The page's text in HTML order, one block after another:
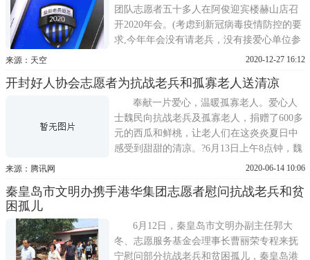
会陕西永铭服务队、陕西
团队志愿者五十多人在阿俊迎宾楼赫山店召
开2020年会。(考虑到新冠病毒疫情防控的要
求,今年年会没有请老兵，没有接爱心单位参
加。)一、主持人致开场辞(盼盼)，二、2020
追思，四、宣布2020优秀志愿者名单( 相知原
理)，五、优秀志愿者发言，六、志愿者合
影，七、文艺节目
来源：天空 2020-12-27 16:12
开封好人协会志愿者为抗战老兵和孤寡老人送清凉
奉献一片爱心，温暖孤寡老人。爱心人
士魏民向抗战老兵及孤寡老人，捐赠了600多
元的西瓜和鲜桃，让老人们在这炎炎夏日中
感受到甜甜的清凉。?6月13日上午8点钟，魏
民老师将慰问品交给了前来接受捐赠的开封
夏季里，借开封市好人协会之手，将捐赠的
活动中，志愿者
来源：腾讯网 2020-06-14 10:06
秦皇岛市文明办携手港华集团志愿者慰问抗战老兵和贫
困孤儿
6月12日，秦皇岛市文明办副主任郭大
冬、志愿服务基金会理事长曹丽荣专程来抚
宁慰问部分抗战老兵和贫困孤儿，秦皇岛港